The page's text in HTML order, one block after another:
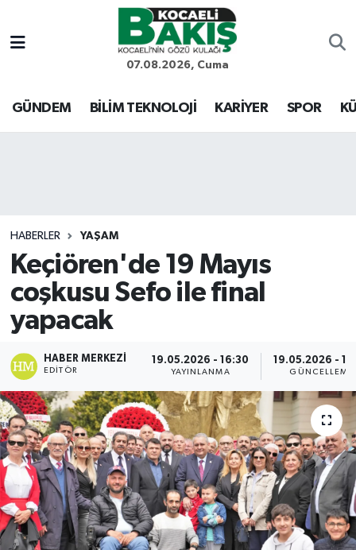
07.08.2026, Cuma
GÜNDEM BİLİM TEKNOLOJİ KARİYER SPOR
HABERLER YAŞAM
Keçiören'de 19 Mayıs
coşkusu Sefo ile final
yapacak
HABER MERKEZI
EDITÖR
19.05.2026 - 16:30
YAYINLANMA
19.05.2026 -
GÜNCELLEME
Kocaeli Nöbetçi Eczaneler
Kocaeli Hava Durumu
Son Dakika Haberleri
Haber Arşivi